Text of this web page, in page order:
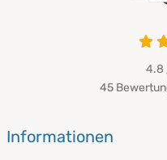
4.8
45
Informationen